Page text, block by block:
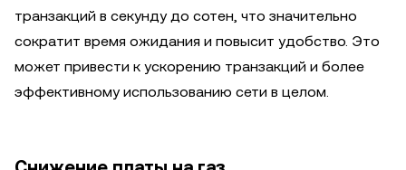
транзакций в секунду до сотен, что значительно
сократит время ожидания и повысит удобство. Это
может привести к ускорению транзакций и более
эффективному использованию сети в целом.